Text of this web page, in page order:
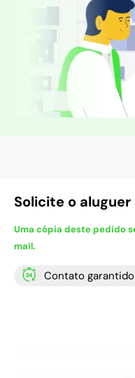
Solicite o
Uma cópia deste pedido
mail.
Contato